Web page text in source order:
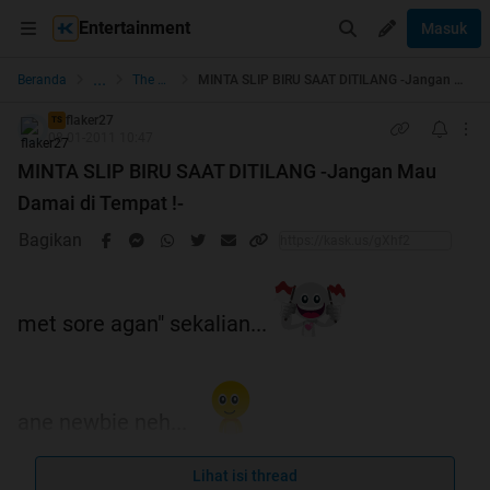
Entertainment Masuk
Beranda ... The Lounge
TS
flaker27
08-01-2011 10:47
MINTA SLIP BIRU SAAT DITILANG -Jangan Mau
Damai di Tempat !-
Bagikan
met sore agan" sekalian...
mau share....
Lihat isi thread